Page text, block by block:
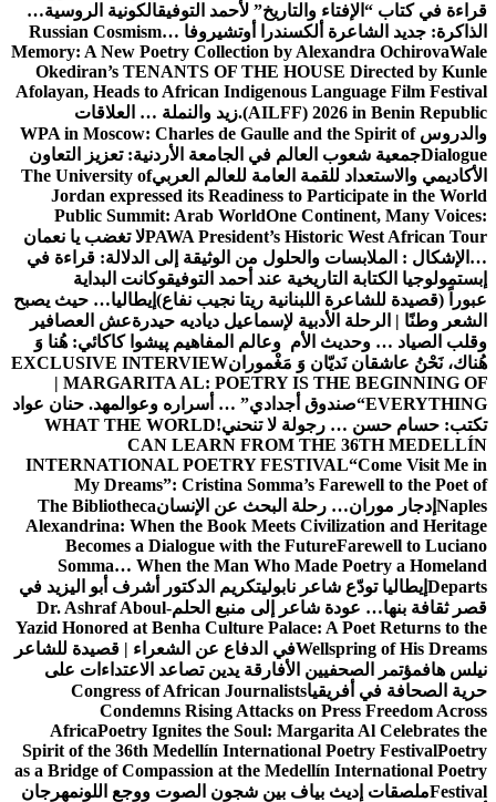
قراءة في كتاب “الإفتاء والتاريخ” لأحمد التوفيقالكونية الروسية…
الذاكرة: جديد الشاعرة ألكسندرا أوتشيروفا Russian Cosmism…
Memory: A New Poetry Collection by Alexandra OchirovaWale
Okediran’s TENANTS OF THE HOUSE Directed by Kunle
Afolayan, Heads to African Indigenous Language Film Festival
(AILFF) 2026 in Benin Republic. زيد والنملة … العلاقات
والدروسWPA in Moscow: Charles de Gaulle and the Spirit of
Dialogueجمعية شعوب العالم في الجامعة الأردنية: تعزيز التعاون
الأكاديمي والاستعداد للقمة العامة للعالم العربيThe University of
Jordan expressed its Readiness to Participate in the World
Public Summit: Arab WorldOne Continent, Many Voices:
PAWA President’s Historic West African Tourلا تغضب يا نعمان
…الإشكال : الملابسات والحلول من الوثيقة إلى الدلالة: قراءة في
إبستمولوجيا الكتابة التاريخية عند أحمد التوفيقوكانت البداية
عبوراً (قصيدة للشاعرة اللبنانية ريتا نجيب نفاع) إيطاليا… حيث يصبح
الشعر وطنًا | الرحلة الأدبية لإسماعيل دياديه حيدرةعش العصافير
وقلب الصياد … وحديث الأم وعالم المفاهيم پیشوا کاکائي: هُنا وَ
هُناك، نَحْنُ عاشقان نَديّان وَ مَغْمورانEXCLUSIVE INTERVIEW
| MARGARITA AL: POETRY IS THE BEGINNING OF
EVERYTHING“صندوق أجدادي” … أسراره وعوالمهد. حنان عواد
تكتب: حسام حسن … رجولة لا تنحني!WHAT THE WORLD
CAN LEARN FROM THE 36TH MEDELLÍN
INTERNATIONAL POETRY FESTIVAL“Come Visit Me in
My Dreams”: Cristina Somma’s Farewell to the Poet of
Naples إدجار موران… رحلة البحث عن الإنسانThe Bibliotheca
Alexandrina: When the Book Meets Civilization and Heritage
Becomes a Dialogue with the FutureFarewell to Luciano
Somma… When the Man Who Made Poetry a Homeland
Departs إيطاليا تودّع شاعر نابوليتكريم الدكتور أشرف أبو اليزيد في
قصر ثقافة بنها… عودة شاعر إلى منبع الحلمDr. Ashraf Aboul-
Yazid Honored at Benha Culture Palace: A Poet Returns to the
Wellspring of His Dreamsفي الدفاع عن الشعراء | قصيدة للشاعر
نيلس هافمؤتمر الصحفيين الأفارقة يدين تصاعد الاعتداءات على
حرية الصحافة في أفريقياCongress of African Journalists
Condemns Rising Attacks on Press Freedom Across
AfricaPoetry Ignites the Soul: Margarita Al Celebrates the
Spirit of the 36th Medellín International Poetry FestivalPoetry
as a Bridge of Compassion at the Medellín International Poetry
Festivalملصقات إديث بياف بين شجون الصوت ووجع اللونمهرجان